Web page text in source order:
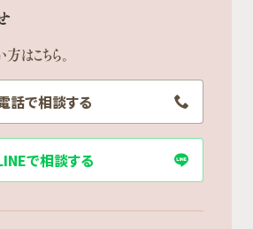
はこちら。
話で相談する
で相談する